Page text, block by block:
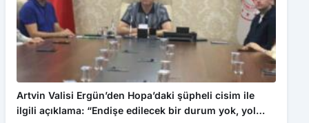
Artvin Valisi Ergün’den Hopa’daki şüpheli cisim ile
ilgili açıklama: “Endişe edilecek bir durum yok, yol